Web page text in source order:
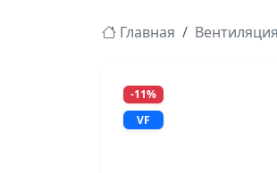
Главная Вентиляция
-11%
VF